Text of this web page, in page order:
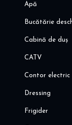
Apă
Bucătărie
Cabină de duș
CATV
Contor electric
Dressing
Frigider